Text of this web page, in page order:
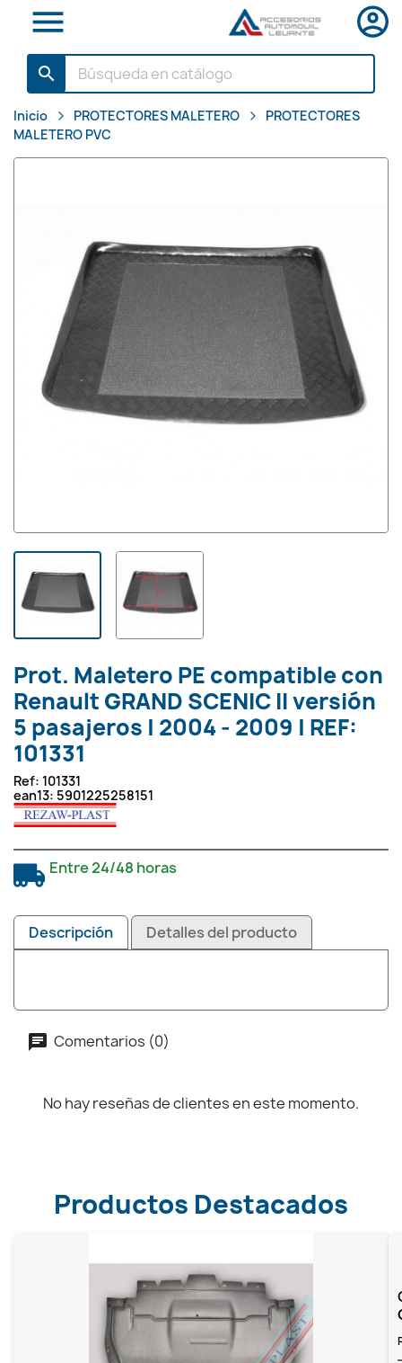

search
Inicio PROTECTORES MALETERO
PROTECTORES
MALETERO PVC
Prot. Maletero PE compatible con
Renault GRAND SCENIC II versión
5 pasajeros | 2004 - 2009 | REF:
101331
Ref: 101331
ean13: 5901225258151
Entre 24/48 horas
Descripción Detalles del producto
Comentarios (0)
No hay reseñas de clientes en este momento.
Productos Destacados